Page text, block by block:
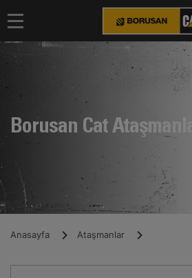
Borusan Cat Ataşmanlar
Anasayfa Ataşmanlar